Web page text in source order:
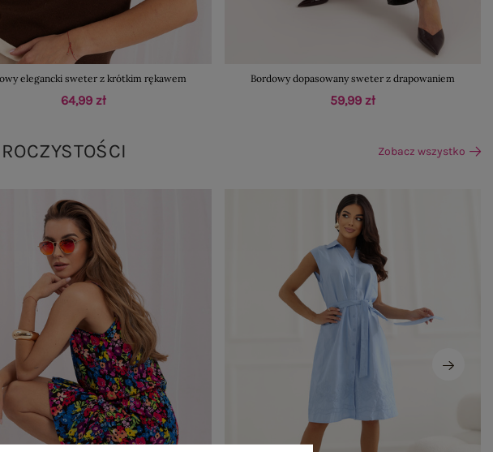
elegancki sweter z krótkim rękawem
64,99 zł
Bordowy dopasowany sweter z drapowaniem
59,99 zł
Zobacz wszystko